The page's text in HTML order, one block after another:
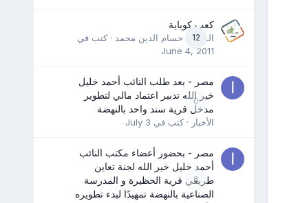
12
كعب كوباية
المدرب حسام الدين محمد · كتب في
June 4, 2011
0
مصر - بعد طلب النائب أحمد خليل
خير الله تدبير اعتماد مالي لتطوير
مدخل قرية سند واحد بالنهضة
الأخبار · كتب في July 3
0
مصر - بحضور أعضاء مكتب النائب
أحمد خليل خير الله لجنة تعاين
طريقي قرية الحظيرة و المدرسة
الصناعية بالنهضة تمهيدًا لبدء تطويره